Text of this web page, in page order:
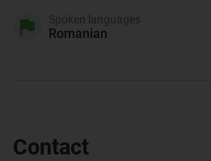
Romanian
Spoken languages
Contact